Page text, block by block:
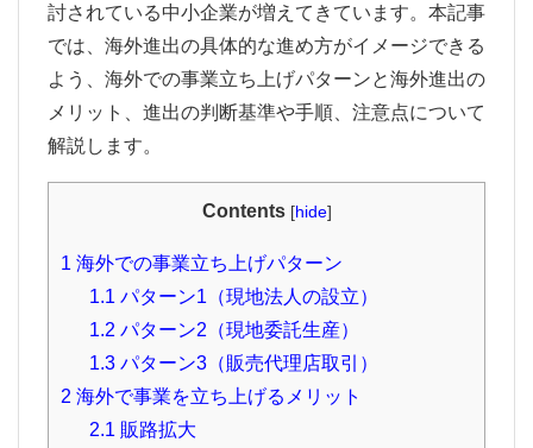
討されている中小企業が増えてきています。本記事
では、海外進出の具体的な進め方がイメージできる
よう、海外での事業立ち上げパターンと海外進出の
メリット、進出の判断基準や手順、注意点について
解説します。
Contents [hide]
1 海外での事業立ち上げパターン
1.1 パターン1（現地法人の設立）
1.2 パターン2（現地委託生産）
1.3 パターン3（販売代理店取引）
2 海外で事業を立ち上げるメリット
2.1 販路拡大